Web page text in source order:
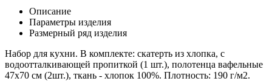
Описание
Параметры изделия
Размерный ряд изделия
Набор для кухни. В комплекте: скатерть из хлопка, с
водоотталкивающей пропиткой (1 шт.), полотенца вафельные
47х70 см (2шт.), ткань - хлопок 100%. Плотность: 190 г/м2.